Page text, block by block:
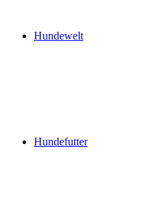
Hundewelt
Hundefutter